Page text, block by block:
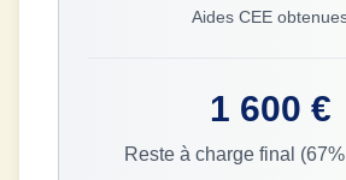
Aides CEE
1 600 €
Reste à charge final